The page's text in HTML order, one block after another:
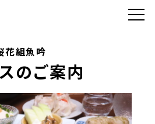
花組魚吟
のご案内